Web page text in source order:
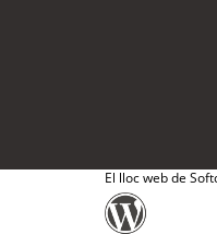
El lloc web de